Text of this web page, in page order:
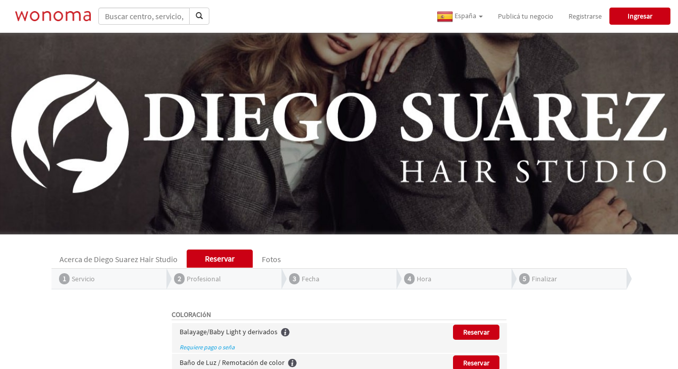
España Publicá tu negocio Registrarse Ingresar
Acerca de Diego Suarez Hair Studio Reservar Fotos
1 Servicio 2 Profesional 3 Fecha 4 Hora 5 Finalizar
COLORACIóN
Balayage/Baby Light y derivados
Reservar
Requiere pago o seña
Baño de Luz / Remotación de color Reservar